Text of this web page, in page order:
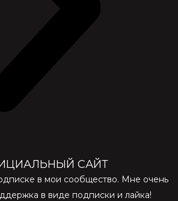
САЙТ
в мои сообщество. Мне очень
в виде подписки и лайка!